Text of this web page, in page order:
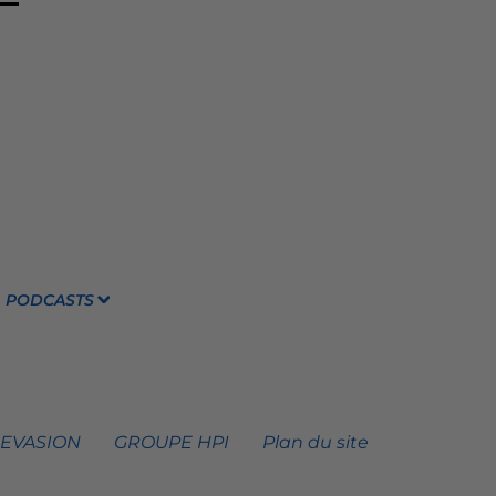
PODCASTS
GROUPE HPI Plan du site